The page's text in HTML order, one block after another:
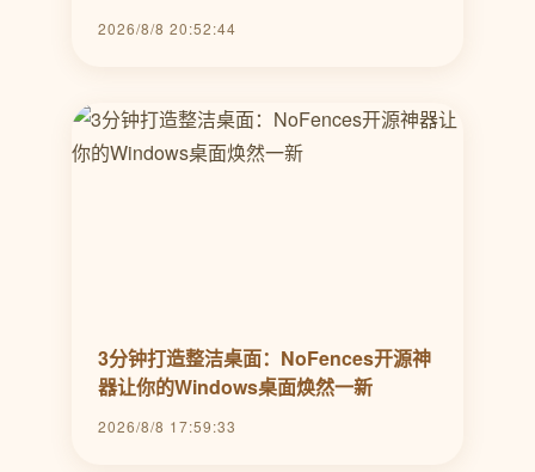
2026/8/8 20:52:44
3分钟打造整洁桌面：NoFences开源神
器让你的Windows桌面焕然一新
2026/8/8 17:59:33